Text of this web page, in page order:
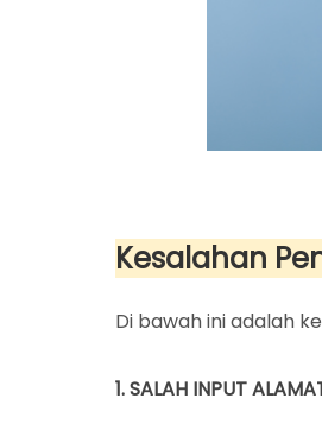
Kesalahan
Di bawah ini adalah
1. SALAH INPUT